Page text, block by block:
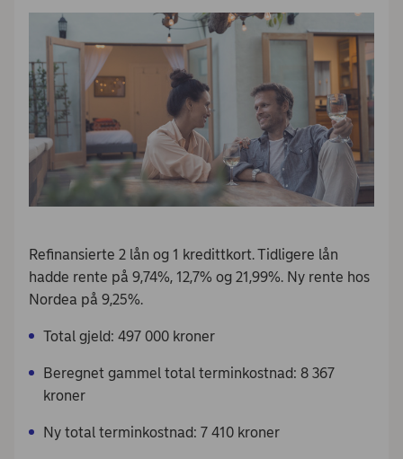
Refinansierte 2 lån og 1 kredittkort. Tidligere lån
hadde rente på 9,74%, 12,7% og 21,99%. Ny rente hos
Nordea på 9,25%.
Total gjeld: 497 000 kroner
Beregnet gammel total terminkostnad: 8 367
kroner
Ny total terminkostnad: 7 410 kroner